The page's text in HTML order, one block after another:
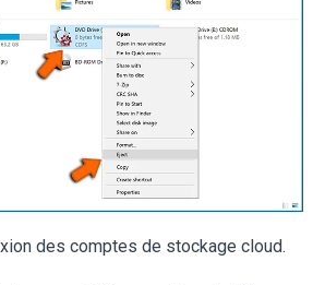
des comptes de stockage cloud.